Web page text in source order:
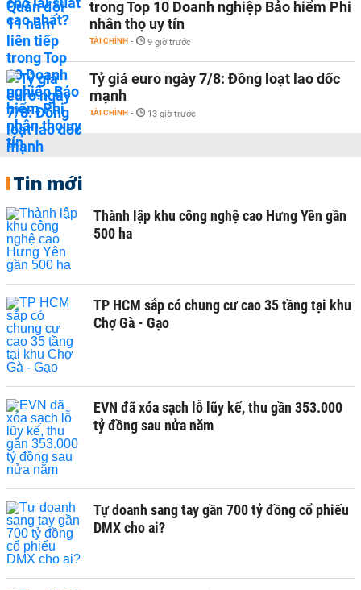
trong Top 10 Doanh nghiệp Bảo hiểm Phi
nhân thọ uy tín
TÀI CHÍNH - 9 giờ trước
Tỷ giá euro ngày 7/8: Đồng loạt lao dốc
mạnh
TÀI CHÍNH - 13 giờ trước
Tin mới
Thành lập khu công nghệ cao Hưng Yên gần
500 ha
TP HCM sắp có chung cư cao 35 tầng tại khu
Chợ Gà - Gạo
EVN đã xóa sạch lỗ lũy kế, thu gần 353.000
tỷ đồng sau nửa năm
Tự doanh sang tay gần 700 tỷ đồng cổ phiếu
DMX cho ai?